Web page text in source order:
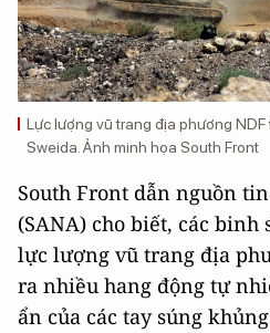
Lực lượng vũ trang địa phương
Sweida. Ảnh minh họa South Front
South Front dẫn nguồn
(SANA) cho biết, các binh
lực lượng vũ trang địa
ra nhiều hang động tự
ẩn của các tay súng